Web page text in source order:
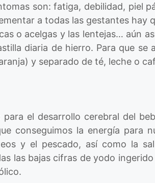
son: fatiga, debilidad, piel
a todas las gestantes hay
o acelgas y las lentejas… aún
diaria de hierro. Para que se
y separado de té, leche o
el desarrollo cerebral del
conseguimos la energía para
y el pescado, así como la
las bajas cifras de yodo